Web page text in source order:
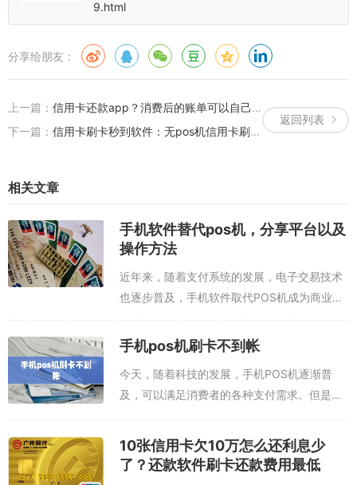
作生成一个还款计划，【刷卡还款】app会帮你自动完成信用卡还
这个功能就是帮你把信用卡账单刷卡还款的功能，比如
【刷卡还款】不仅仅可以刷卡还款信用卡，还能刷信用卡刷卡，下面
简单介绍下它里面的信用卡刷卡：
现金。刷1万元手续费只有六十元左右手续费。如果你缺钱，如果你需
pp刷卡后和ATM机子刷卡不一样，【刷卡还款】app是刷卡，刷卡会
形成信用卡账单，也就是说你刷卡后一个月不用还，还款日之前需要
把刷卡形成的账单还清，你可以使用【刷卡还款】app的还款功能帮
你刷卡还款信用卡账单。这是一个循环，用【刷卡还款】app刷卡-形
9.html
分享给朋友：
返回列表
上一篇： 信用卡还款app？消费后的账单可以自己帮自己还
下一篇： 信用卡刷卡秒到软件：无pos机信用卡刷卡app
相关文章
手机软件替代pos机，分享平台以及
操作方法
近年来，随着支付系统的发展，电子交易技术
也逐步普及，手机软件取代POS机成为商业支
付的新趋势。POS机是指收银机，是一种用于
付款并记录交易记录的设备，广泛应用于商
手机pos机刷卡不到帐
今天，随着科技的发展，手机POS机逐渐普
及，可以满足消费者的各种支付需求。但是，
这种情况到底是怎么回事呢？本文将详细分析
手机POS机刷卡不到账的原因和解决方法...
10张信用卡欠10万怎么还利息少
了？还款软件刷卡还款费用最低